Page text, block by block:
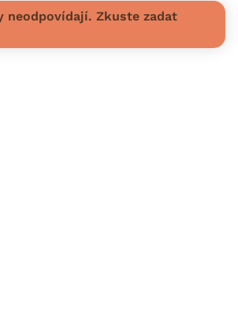
neodpovídají. Zkuste zadat